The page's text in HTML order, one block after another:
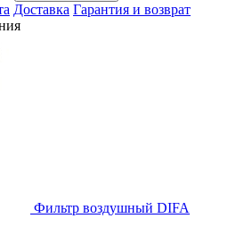
Доставка Гарантия и возврат
Фильтр воздушный DIFA